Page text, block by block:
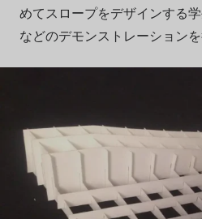
めてスロープをデザインする
などのデモンストレーションを